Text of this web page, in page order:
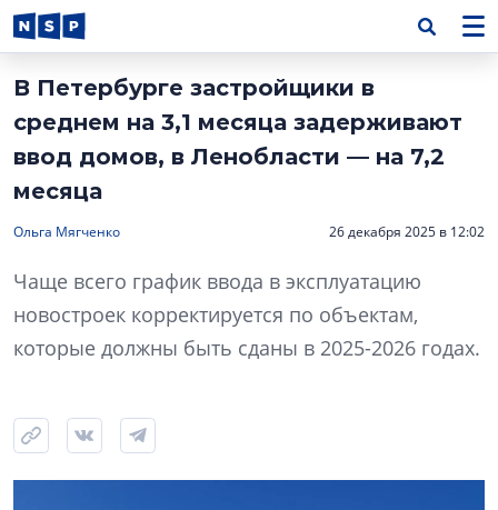
В Петербурге застройщики в
среднем на 3,1 месяца задерживают
ввод домов, в Ленобласти — на 7,2
месяца
Ольга Мягченко 26 декабря 2025 в 12:02
Чаще всего график ввода в эксплуатацию
новостроек корректируется по объектам,
которые должны быть сданы в 2025-2026 годах.